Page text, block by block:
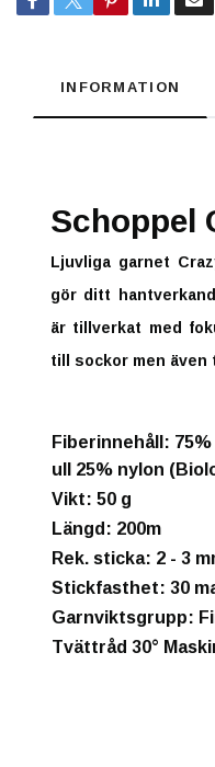
INFORMATION
Schoppel
Ljuvliga garnet
gör ditt
är tillverkat med
till sockor men även
Fiberinnehåll :
ull 25% nylon
Vikt: 50 g
Längd : 200m
Rek. sticka: 2 - 3
Stickfasthet: 30
Garnviktsgrupp:
Tvättråd 30°